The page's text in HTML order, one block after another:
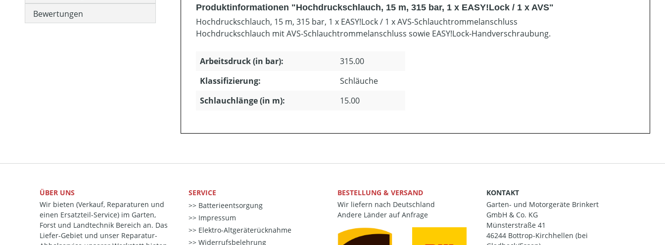
Bewertungen
Produktinformationen "Hochdruckschlauch, 15 m, 315 bar, 1 x EASY!Lock / 1 x AVS"
Hochdruckschlauch, 15 m, 315 bar, 1 x EASY!Lock / 1 x AVS-Schlauchtrommelanschluss
Hochdruckschlauch mit AVS-Schlauchtrommelanschluss sowie EASY!Lock-Handverschraubung.
Arbeitsdruck (in bar):
315.00
Klassifizierung:
Schläuche
Schlauchlänge (in m):
15.00
ÜBER UNS
Wir bieten (Verkauf, Reparaturen und
einen Ersatzteil-Service) im Garten,
Forst und Landtechnik Bereich an. Das
Liefer-Gebiet und unser Reparatur-
SERVICE
Batterieentsorgung
Impressum
Elektro-Altgeräterücknahme
Widerrufsbelehrung
BESTELLUNG & VERSAND
Wir liefern nach Deutschland
Andere Länder auf Anfrage
KONTAKT
Garten- und Motorgeräte Brinkert
GmbH & Co. KG
Münsterstraße 41
46244 Bottrop-Kirchhellen (bei